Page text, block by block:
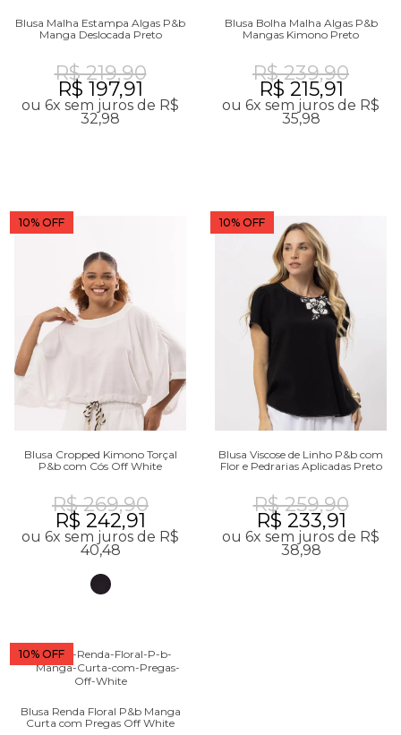
Blusa Malha Estampa Algas P&b
Manga Deslocada Preto
R$ 219,90
R$ 197,91
ou 6x sem juros de R$
32,98
Blusa Bolha Malha Algas P&b
Mangas Kimono Preto
R$ 239,90
R$ 215,91
ou 6x sem juros de R$
35,98
Blusa Cropped Kimono Torçal
P&b com Cós Off White
R$ 269,90
R$ 242,91
ou 6x sem juros de R$
40,48
10% OFF
Blusa Viscose de Linho P&b com
Flor e Pedrarias Aplicadas Preto
R$ 259,90
R$ 233,91
ou 6x sem juros de R$
38,98
10% OFF
Blusa Renda Floral P&b Manga
Curta com Pregas Off White
10% OFF